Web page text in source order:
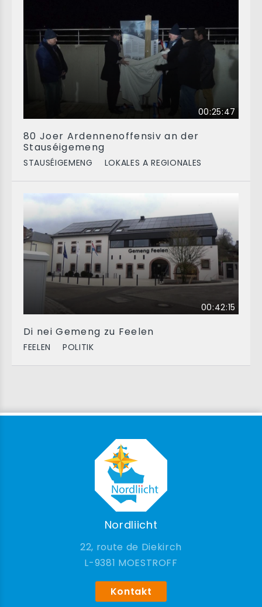
00:25:47
80 Joer Ardennenoffensiv an der
Stauséigemeng
STAUSÉIGEMENG LOKALES A REGIONALES
00:42:15
Di nei Gemeng zu Feelen
FEELEN POLITIK
Nordliicht
22, route de Diekirch
9381 MOESTROFF
Kontakt